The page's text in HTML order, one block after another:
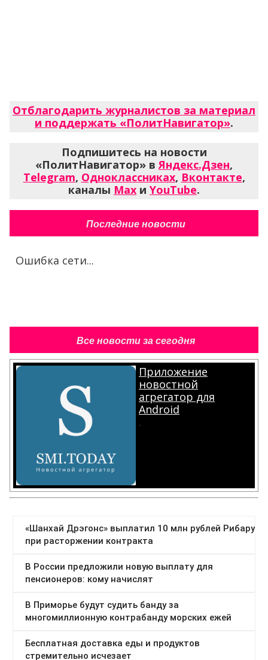
Отблагодарить журналистов за материал
и поддержать «ПолитНавигатор».
Подпишитесь на новости
«ПолитНавигатор» в Яндекс.Дзен,
Telegram, Одноклассниках, Вконтакте,
каналы Max и YouTube.
Последние новости
Ошибка сети...
Все новости за сегодня
Приложение
новостной
агрегатор для
Android
.